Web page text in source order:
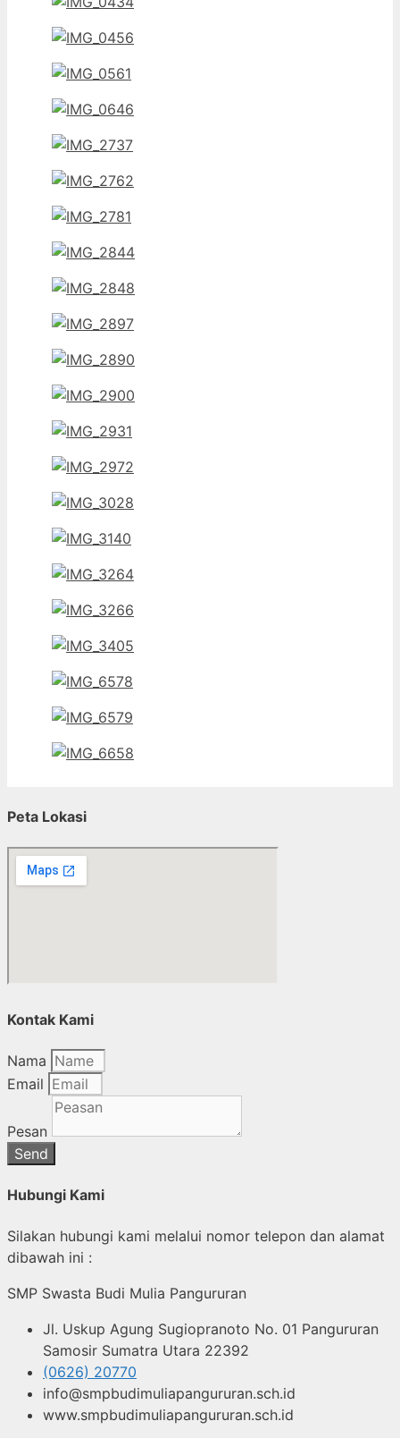
Peta Lokasi
Kontak Kami
Nama
Email
Pesan
Send
Hubungi Kami
Silakan hubungi kami melalui nomor telepon dan alamat
dibawah ini :
SMP Swasta Budi Mulia Pangururan
Jl. Uskup Agung Sugiopranoto No. 01 Pangururan
Samosir Sumatra Utara 22392
(0626) 20770
info@smpbudimuliapangururan.sch.id
www.smpbudimuliapangururan.sch.id